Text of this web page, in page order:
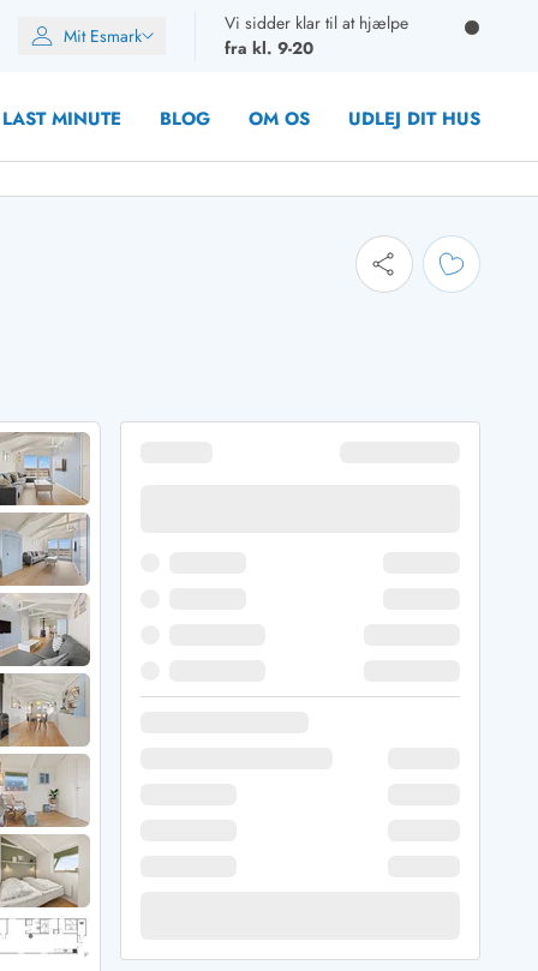
Mit Esmark
Vi sidder klar til at hjælpe
fra kl. 9-20
LAST MINUTE BLOG OM OS UDLEJ DIT HUS